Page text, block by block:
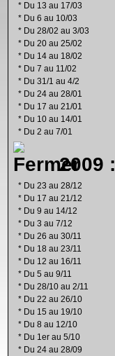
* Du 13 au 17/03
* Du 6 au 10/03
* Du 28/02 au 3/03
* Du 20 au 25/02
* Du 14 au 18/02
* Du 7 au 11/02
* Du 31/1 au 4/2
* Du 24 au 28/01
* Du 17 au 21/01
* Du 10 au 14/01
* Du 2 au 7/01
2009 :
* Du 23 au 28/12
* Du 17 au 21/12
* Du 9 au 14/12
* Du 3 au 7/12
* Du 26 au 30/11
* Du 18 au 23/11
* Du 12 au 16/11
* Du 5 au 9/11
* Du 28/10 au 2/11
* Du 22 au 26/10
* Du 15 au 19/10
* Du 8 au 12/10
* Du 1er au 5/10
* Du 24 au 28/09